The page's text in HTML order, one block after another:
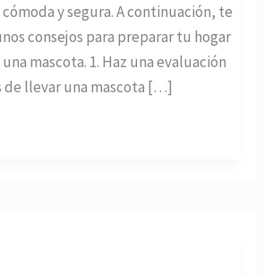
y segura. A continuación, te
consejos para preparar tu hogar
mascota. 1. Haz una evaluación
de llevar una mascota […]